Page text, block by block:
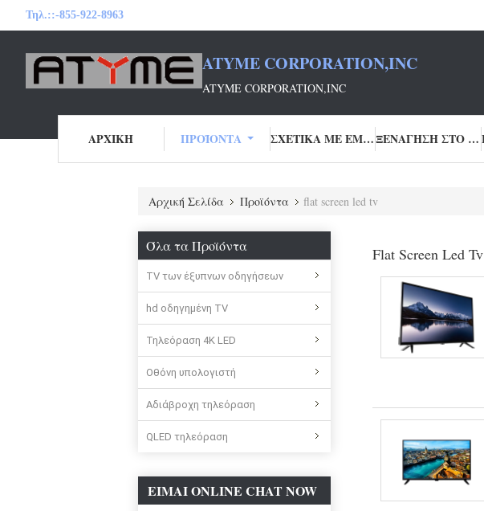
Τηλ.::-855-922-8963
ATYME CORPORATION,INC
ATYME CORPORATION,INC
ΑΡΧΙΚΉ ΠΡΟΪΌΝΤΑ ΣΧΕΤΙΚΆ ΜΕ ΕΜΆΣ ΞΕΝΆΓΗΣΗ ΣΤΟ ΕΡΓΟΣΤΆΣΙΟ
Αρχική Σελίδα Προϊόντα flat screen led tv
Όλα τα Προϊόντα
TV των έξυπνων οδηγήσεων
hd οδηγημένη TV
Τηλεόραση 4K LED
Οθόνη υπολογιστή
Αδιάβροχη τηλεόραση
QLED τηλεόραση
ΕΊΜΑΙ ONLINE CHAT NOW
Flat Screen Led Tv